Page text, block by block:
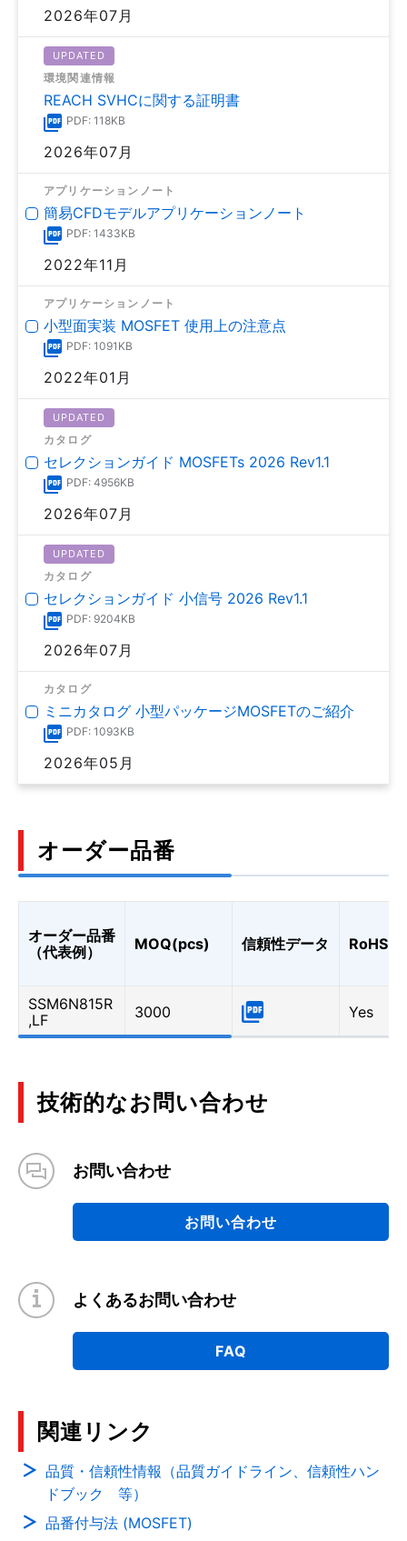
2026年07月
UPDATED
環境関連情報
REACH SVHCに関する証明書
PDF: 118KB
2026年07月
アプリケーションノート
簡易CFDモデルアプリケーションノート
PDF: 1433KB
2022年11月
アプリケーションノート
小型面実装 MOSFET 使用上の注意点
PDF: 1091KB
2022年01月
UPDATED
カタログ
セレクションガイド MOSFETs 2026 Rev1.1
PDF: 4956KB
2026年07月
UPDATED
カタログ
セレクションガイド 小信号 2026 Rev1.1
PDF: 9204KB
2026年07月
カタログ
ミニカタログ 小型パッケージMOSFETのご紹介
PDF: 1093KB
2026年05月
オーダー品番
オーダー品番
（代表例）
MOQ(pcs) 信頼性データ RoHS
SSM6N815R
,LF
3000 Yes
技術的なお問い合わせ
お問い合わせ
お問い合わせ
よくあるお問い合わせ
FAQ
関連リンク
品質・信頼性情報（品質ガイドライン、信頼性ハン
ドブック 等）
品番付与法 (MOSFET)